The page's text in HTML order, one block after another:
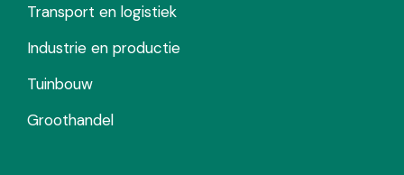
Transport en logistiek
Industrie en productie
Tuinbouw
Groothandel